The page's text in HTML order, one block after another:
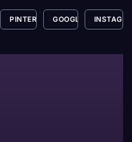
PINTEREST GOOGLE+